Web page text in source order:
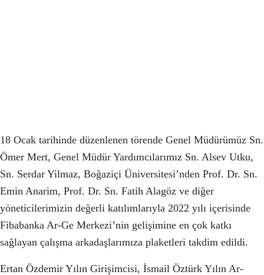
18 Ocak tarihinde düzenlenen törende Genel Müdürümüz Sn.
Ömer Mert, Genel Müdür Yardımcılarımız Sn. Alsev Utku,
Sn. Serdar Yilmaz, Boğaziçi Üniversitesi’nden Prof. Dr. Sn.
Emin Anarim, Prof. Dr. Sn. Fatih Alagöz ve diğer
yöneticilerimizin değerli katılımlarıyla 2022 yılı içerisinde
Fibabanka Ar-Ge Merkezi’nin gelişimine en çok katkı
sağlayan çalışma arkadaşlarımıza plaketleri takdim edildi.
Ertan Özdemir Yılın Girişimcisi, İsmail Öztürk Yılın Ar-